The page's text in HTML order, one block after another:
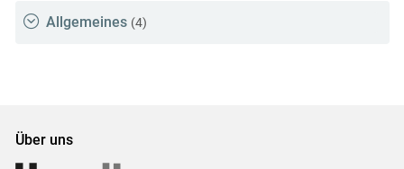
Allgemeines (4)
Über uns